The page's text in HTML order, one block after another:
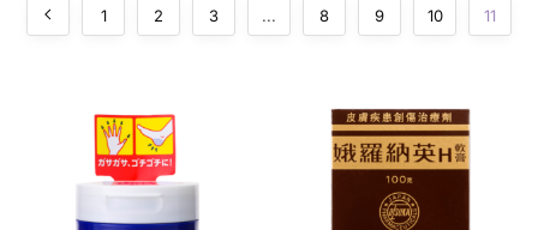
1 2 3 ... 8 9 10 11